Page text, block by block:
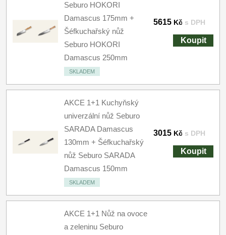
Seburo HOKORI
Damascus 175mm +
Šéfkuchařský nůž
Seburo HOKORI
Damascus 250mm
SKLADEM
5615 Kč s DPH
Koupit
AKCE 1+1 Kuchyňský
univerzální nůž Seburo
SARADA Damascus
130mm + Šéfkuchařský
nůž Seburo SARADA
Damascus 150mm
SKLADEM
3015 Kč s DPH
Koupit
AKCE 1+1 Nůž na ovoce
a zeleninu Seburo